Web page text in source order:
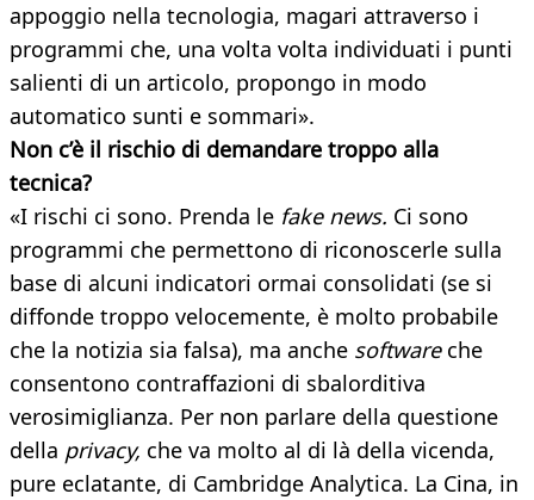
appoggio nella tecnologia, magari attraverso i
programmi che, una volta volta individuati i punti
salienti di un articolo, propongo in modo
automatico sunti e sommari».
Non c’è il rischio di demandare troppo alla
tecnica?
«I rischi ci sono. Prenda le fake news. Ci sono
programmi che permettono di riconoscerle sulla
base di alcuni indicatori ormai consolidati (se si
diffonde troppo velocemente, è molto probabile
che la notizia sia falsa), ma anche softwareche
consentono contraffazioni di sbalorditiva
verosimiglianza. Per non parlare della questione
della privacy, che va molto al di là della vicenda,
pure eclatante, di Cambridge Analytica. La Cina, in